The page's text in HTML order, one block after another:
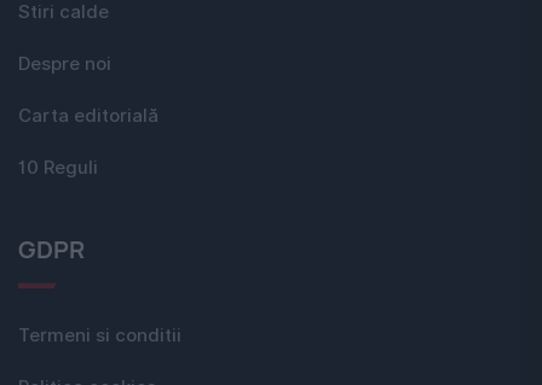
Stiri calde
Despre noi
Carta editorială
10 Reguli
GDPR
Termeni si conditii